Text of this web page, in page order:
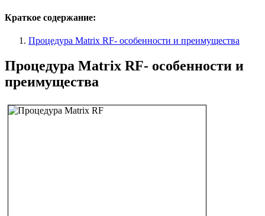
Краткое содержание:
Процедура Matrix RF- особенности и преимущества
Процедура Matrix RF- особенности и
преимущества